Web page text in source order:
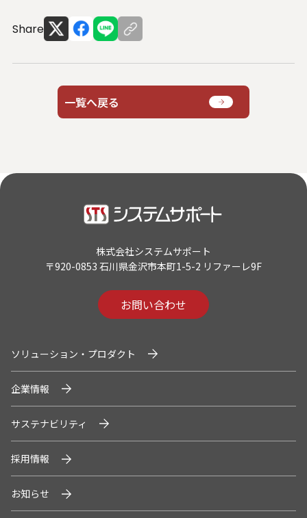
お問い合わせ
情報セキュリティ基本方針
個人情報保護方針
特定個人情報等の適正な取り扱いに関する基本方針
カスタマーハラスメントに関する指針
ソーシャルメディアポリシー
Share
一覧へ戻る
株式会社システムサポート
〒920-0853 石川県金沢市本町1-5-2 リファーレ9F
お問い合わせ
ソリューション・プロダクト
企業情報
サステナビリティ
採用情報
お知らせ